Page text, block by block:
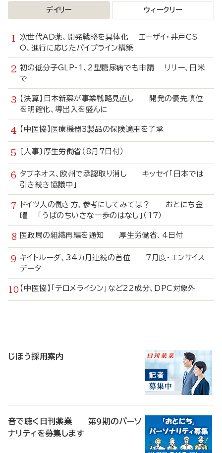
デイリー ウィークリー
次世代AD薬、開発戦略を具体化 エーザイ・井戸CS
O、進行に応じたパイプライン構築
初の低分子GLP-1、2型糖尿病でも申請 リリー、日米
で
【決算】日本新薬が事業戦略見直し 開発の優先順位
を明確化、導出入を盛んに
【中医協】医療機器3製品の保険適用を了承
〔人事〕厚生労働省（8月7日付）
タブネオス、欧州で承認取り消し キッセイ「日本では
引き続き協議中」
ドイツ人の働き方、参考にしてみては？ おとにち金
曜 「うぱのちいさな一歩のはなし」（17）
医政局の組織再編を通知 厚生労働省、4日付
キイトルーダ、34カ月連続の首位 7月度・エンサイス
データ
【中医協】「テロメライシン」など22成分、DPC対象外
じほう採用案内
音で聴く日刊薬業 第9期のパーソ
ナリティを募集します